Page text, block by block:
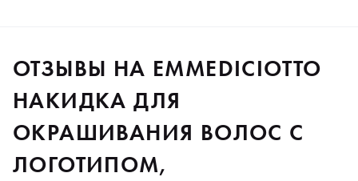
ОТЗЫВЫ НА EMMEDICIOTTO
НАКИДКА ДЛЯ
ОКРАШИВАНИЯ ВОЛОС С
ЛОГОТИПОМ,